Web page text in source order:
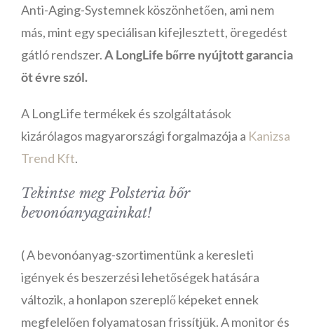
Anti-Aging-Systemnek köszönhetően, ami nem
más, mint egy speciálisan kifejlesztett, öregedést
gátló rendszer.A LongLife bőrre nyújtott garancia
öt évre szól.
A LongLife termékek és szolgáltatások
kizárólagos magyarországi forgalmazója a Kanizsa
Trend Kft.
Tekintse meg Polsteria bőr
bevonóanyagainkat!
( A bevonóanyag-szortimentünk a keresleti
igények és beszerzési lehetőségek hatására
változik, a honlapon szereplő képeket ennek
megfelelően folyamatosan frissítjük. A monitor és